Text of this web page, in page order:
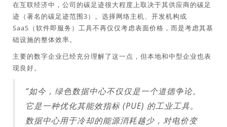
在互联经济中，公司的碳足迹很大程度上取决于其供应商的碳足
迹（著名的碳足迹范围3）。选择网络主机、开发机构或
SaaS（软件即服务）工具不再仅仅考虑表面价格，而是考虑其基
础设施的整体效率。
主要的数字企业已经充分理解了这一点，但本地和中型企业也表
现良好。
“如今，绿色数据中心不仅仅是一个道德争论。
它是一种优化其能效指标 (PUE) 的工业工具。
数据中心用于冷却的能源消耗越少，对电价变